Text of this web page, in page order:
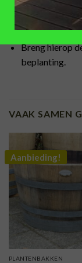
Vul de bak
Plaats
Breng hierop
beplanting.
VAAK SAMEN
Aanbieding!
PLANTENBAKKEN